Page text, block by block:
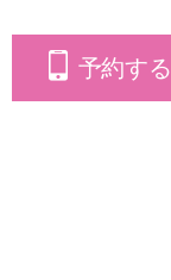
予約する